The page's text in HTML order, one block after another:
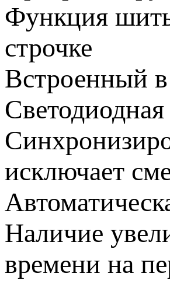
Функция
строчке
Встроенный в
Светодиодная
исключает
Наличие
времени на